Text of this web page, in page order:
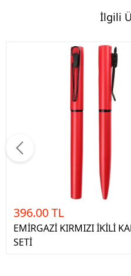
İlgili
396.00 TL
EMİRGAZİ KIRMIZI İKİLİ
SETİ